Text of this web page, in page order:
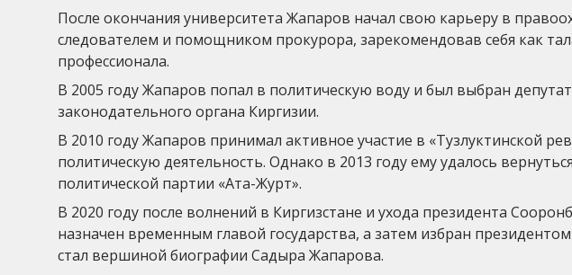
После окончания университета Жапаров начал свою карьеру в
следователем и помощником прокурора, зарекомендовав себя как
профессионала.
В 2005 году Жапаров попал в политическую воду и был выбран
законодательного органа Киргизии.
В 2010 году Жапаров принимал активное участие в «Тузлуктинской
политическую деятельность. Однако в 2013 году ему удалось
политической партии «Ата-Журт».
В 2020 году после волнений в Киргизстане и ухода президента
назначен временным главой государства, а затем избран
стал вершиной биографии Садыра Жапарова.